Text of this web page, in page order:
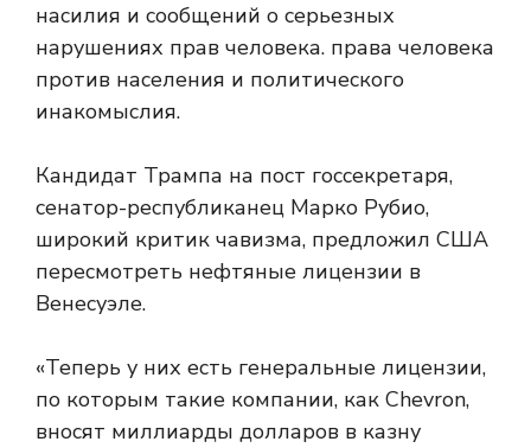
насилия и сообщений о серьезных
нарушениях прав человека. права человека
против населения и политического
инакомыслия.
Кандидат Трампа на пост госсекретаря,
сенатор-республиканец Марко Рубио,
широкий критик чавизма, предложил США
пересмотреть нефтяные лицензии в
Венесуэле.
«Теперь у них есть генеральные лицензии,
по которым такие компании, как Chevron,
вносят миллиарды долларов в казну